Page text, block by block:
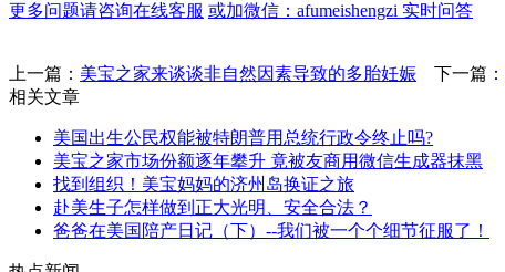
更多问题请咨询在线客服 或加微信：afumeishengzi 实时问答
上一篇： 美宝之家来谈谈非自然因素导致的多胎妊娠 下一篇：
相关文章
美国出生公民权能被特朗普用总统行政令终止吗?
美宝之家市场份额逐年攀升 竟被友商用微信生成器抹黑
找到组织！美宝妈妈的济州岛换证之旅
赴美生子怎样做到正大光明、安全合法？
爸爸在美国陪产日记（下）--我们被一个个细节征服了！